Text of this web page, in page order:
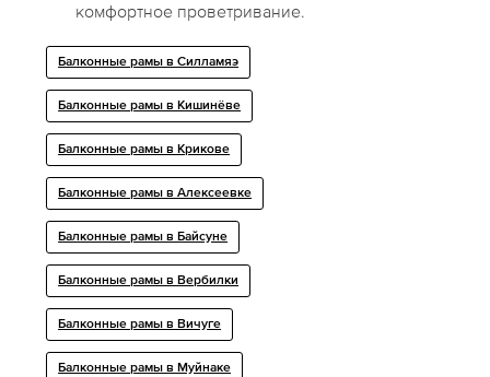
комфортное проветривание.
Балконные рамы в Силламяэ
Балконные рамы в Кишинёве
Балконные рамы в Крикове
Балконные рамы в Алексеевке
Балконные рамы в Байсуне
Балконные рамы в Вербилки
Балконные рамы в Вичуге
Балконные рамы в Муйнаке